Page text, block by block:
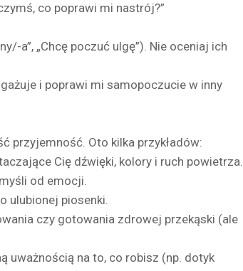
co poprawi mi nastrój?”
a”, „Chcę poczuć ulgę”). Nie oceniaj ich
i poprawi mi samopoczucie w inny
przyjemność. Oto kilka przykładów:
Cię dźwięki, kolory i ruch powietrza.
od emocji.
ulubionej piosenki.
czy gotowania zdrowej przekąski (ale
uważnością na to, co robisz (np. dotyk